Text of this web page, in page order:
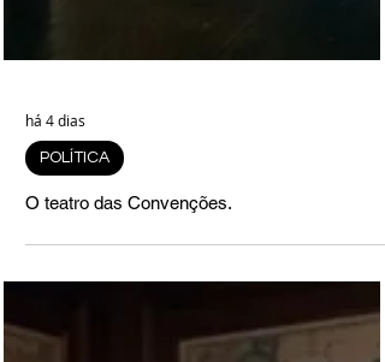
há 4 dias
POLÍTICA